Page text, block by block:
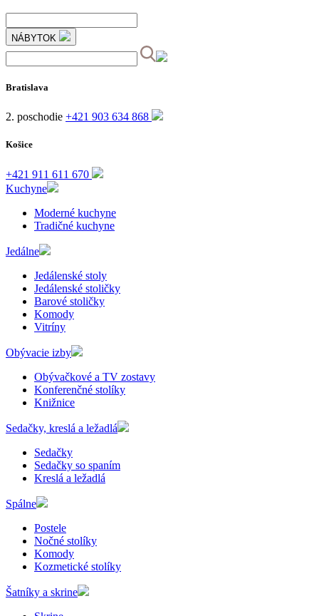
NÁBYTOK
Bratislava
2. poschodie +421 903 634 868
Košice
+421 911 611 670
Kuchyne
Moderné kuchyne
Tradičné kuchyne
Jedálne
Jedálenské stoly
Jedálenské stoličky
Barové stoličky
Komody
Vitríny
Obývacie izby
Obývačkové a TV zostavy
Konferenčné stolíky
Knižnice
Sedačky, kreslá a ležadlá
Sedačky
Sedačky so spaním
Kreslá a ležadlá
Spálne
Postele
Nočné stolíky
Komody
Kozmetické stolíky
Šatníky a skrine